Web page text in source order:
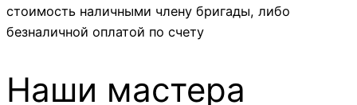
стоимость наличными члену бригады, либо
безналичной оплатой по счету
Наши мастера